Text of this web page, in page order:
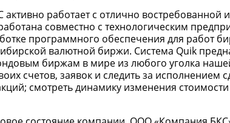
работает с отлично востребованной
совместно с технологическим
программного обеспечения для работ
валютной биржи. Система Quik
биржам в мире из любого уголка
счетов, заявок и следить за исполнением
смотреть динамику изменения